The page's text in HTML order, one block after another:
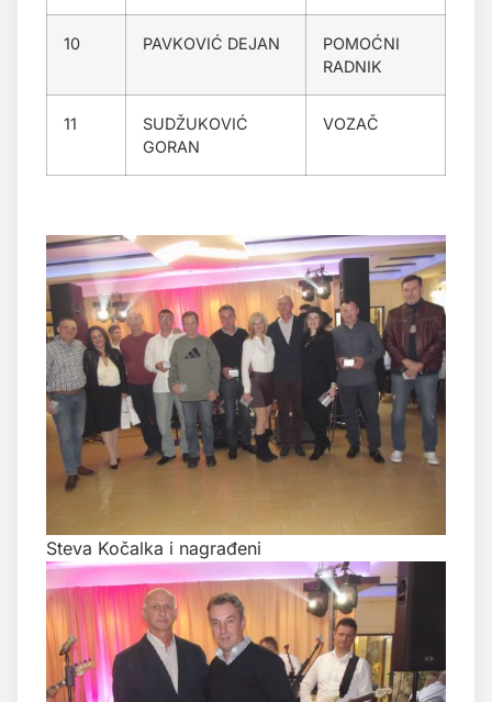
10 PAVKOVIĆ DEJAN
POMOĆNI
RADNIK
11
SUDŽUKOVIĆ
GORAN
VOZAČ
Steva Kočalka i nagrađeni